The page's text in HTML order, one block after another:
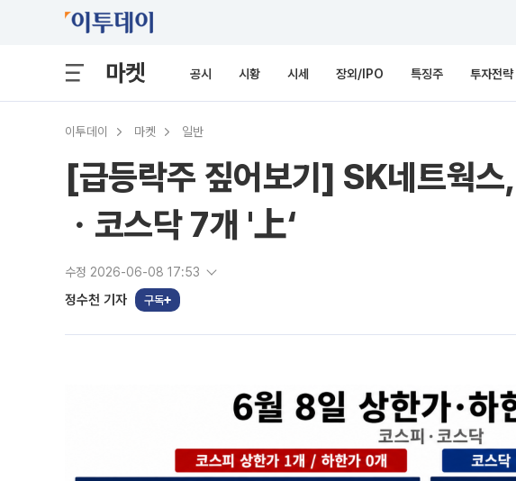
마켓 공시 시황 시세 장외/IPO 특징주 투자전략
이투데이 마켓 일반
[급등락주 짚어보기] SK네트웍
ㆍ코스닥 7개 '上‘
수정 2026-06-08 17:53
정수천 기자 구독